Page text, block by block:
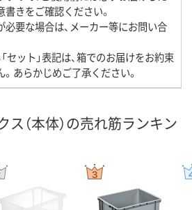
きをご確認ください。
要な場合は、メーカー等にお問い合
セット」表記は、箱でのお届けをお約束
あらかじめご了承ください。
ス（本体）の売れ筋ランキン